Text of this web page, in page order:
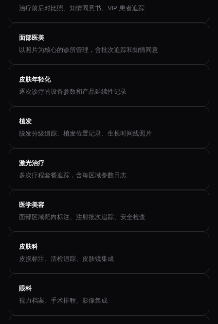
治疗前后对比照、知情同意书、VIP 患者追踪
面部医美
以照片为核心的诊所管理，含批次追踪和知情同意
皮肤年轻化
逐次诊疗的设备参数和产品延续性记录
植发
脱发分级追踪、植发位置记录、生长时间线照片
激光治疗
多次疗程套餐追踪，含每区域参数日志
医学美容
面部区域靶向标注、注射批次追踪、安全检查
皮肤科
皮损标注、活检追踪、皮肤镜集成
眼科
视力档案、手术排程、影像集成